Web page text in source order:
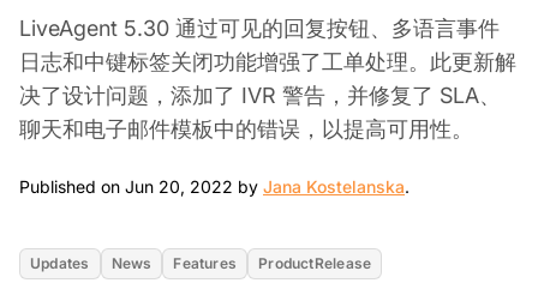
LiveAgent 5.30 通过可见的回复按钮、多语言事件
日志和中键标签关闭功能增强了工单处理。此更新解
决了设计问题，添加了 IVR 警告，并修复了 SLA、
聊天和电子邮件模板中的错误，以提高可用性。
Published on Jun 20, 2022 by Jana Kostelanska.
Updates News Features ProductRelease